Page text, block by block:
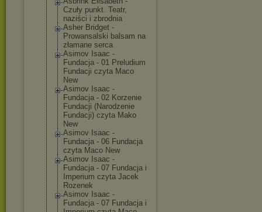
Czuły punkt. Teatr,
naziści i zbrodnia
Asher Bridget -
Prowansalski balsam na
złamane serca
Asimov Isaac -
Fundacja - 01 Preludium
Fundacji czyta Maco
New
Asimov Isaac -
Fundacja - 02 Korzenie
Fundacji (Narodzenie
Fundacji) czyta Mako
New
Asimov Isaac -
Fundacja - 06 Fundacja
czyta Maco New
Asimov Isaac -
Fundacja - 07 Fundacja i
Imperium czyta Jacek
Rozenek
Asimov Isaac -
Fundacja - 07 Fundacja i